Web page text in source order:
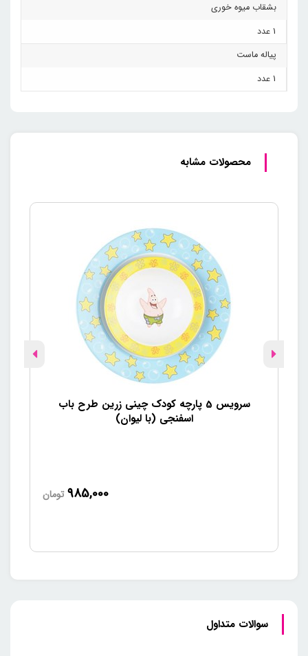
بشقاب میوه خوری
1 عدد
پیاله ماست
1 عدد
محصولات مشابه
سرویس 5 پارچه کودک چینی زرین طرح باب
اسفنجی (با لیوان)
985,000 تومان
سوالات متداول